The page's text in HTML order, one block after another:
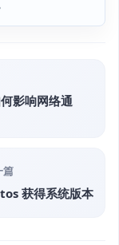
影响网络通
篇
获得系统版本